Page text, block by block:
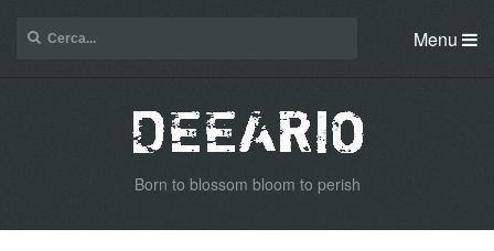
Menu
Born to blossom bloom to perish